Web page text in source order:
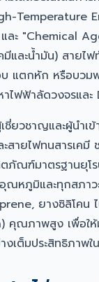
Temperature
ละ "Chemical
และน้ำมัน) สายไ
บ แตกหัก หรือบวม
ไฟฟ้าลัดวงจรแล
ชี่ยวชาญและผู้นำเ
สายไฟทนสารเคมี
ภัณฑ์มาตรฐานยุโ
ณหภูมิและทุกสภาว
ยางซิลิโคน
คุณภาพสูง เพื่อให้
งเต็มประสิทธิภาพ